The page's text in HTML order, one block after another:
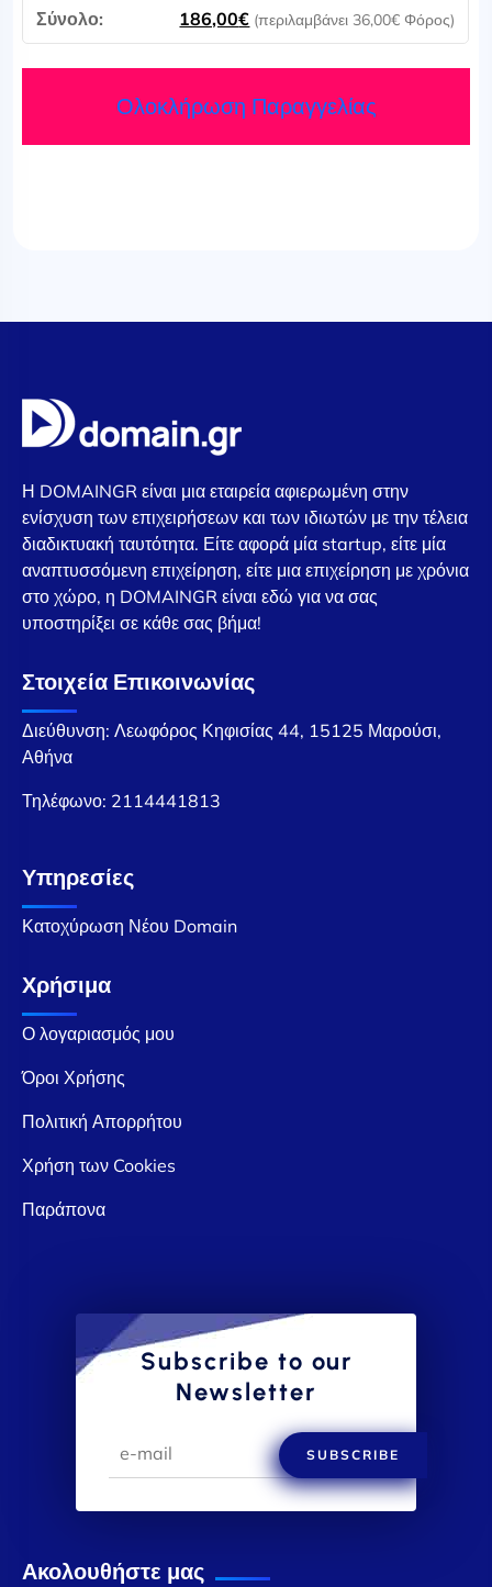
186,00€ (περιλαμβάνει 36,00€ Φόρος)
Ολοκλήρωση Παραγγελίας
Η DOMAINGR είναι μια εταιρεία αφιερωμένη στην
ενίσχυση των επιχειρήσεων και των ιδιωτών με την τέλεια
διαδικτυακή ταυτότητα. Είτε αφορά μία startup, είτε μία
αναπτυσσόμενη επιχείρηση, είτε μια επιχείρηση με χρόνια
στο χώρο, η DOMAINGR είναι εδώ για να σας
υποστηρίξει σε κάθε σας βήμα!
Στοιχεία Επικοινωνίας
Διεύθυνση: Λεωφόρος Κηφισίας 44, 15125 Μαρούσι,
Αθήνα
Τηλέφωνο: 2114441813
Υπηρεσίες
Κατοχύρωση Νέου Domain
Χρήσιμα
Ο λογαριασμός μου
Όροι Χρήσης
Πολιτική Απορρήτου
Χρήση των Cookies
Παράπονα
Subscribe to our
Newsletter
SUBSCRIBE
Ακολουθήστε μας